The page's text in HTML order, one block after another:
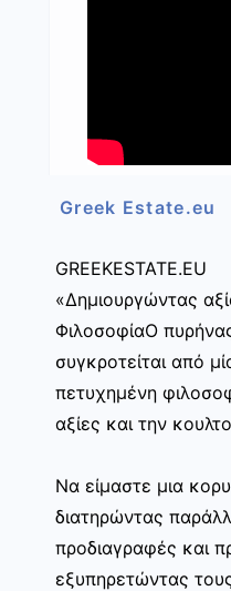
Greek Estate.eu
GREEKESTATE.EU
«Δημιουργώντας
ΦιλοσοφίαΟ
συγκροτείται από
πετυχημένη
αξίες και την
Να είμαστε μια
διατηρώντας
προδιαγραφές και
εξυπηρετώντας